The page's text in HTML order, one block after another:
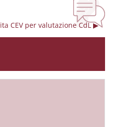
CEV per valutazione CdL ▶︎